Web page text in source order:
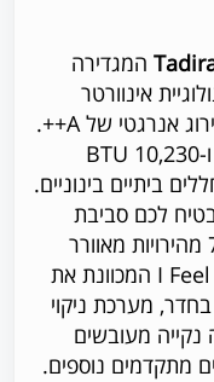
המגדירה
אינוורטר
מתקדמת, טכנולוגיה לטיהור אוויר ודירוג אנרגטי של A++.
עם תפוקות של 9,210 BTU בקירור ו-10,230 BTU
ביתיים בינוניים.
לכם סביבת
אקלים ביתית/משרדית אופטימלית. 7 מהירויות מאוורר
לפעולה חרישית במיוחד, טכנולוגיית I Feel המכוונת את
מערכת ניקוי
מעובשים
מתקדמים נוספים.